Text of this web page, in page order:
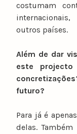
costumam
outros países.
Além de dar
este
futuro?
Para já é
delas.